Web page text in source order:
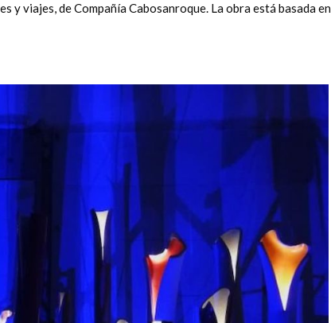
viajes, de Compañía Cabosanroque. La obra está basada en